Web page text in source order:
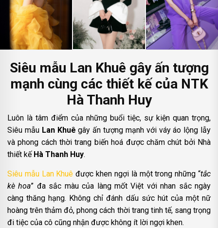
Siêu mẫu Lan Khuê gây ấn tượng
mạnh cùng các thiết kế của NTK
Hà Thanh Huy
Luôn là tâm điểm của những buổi tiệc, sự kiện quan trọng,
Siêu mẫu Lan Khuê gây ấn tượng mạnh với váy áo lộng lẫy
và phong cách thời trang biến hoá được chăm chút bởi Nhà
thiết kế Hà Thanh Huy.
Siêu mẫu Lan Khuê được khen ngợi là một trong những “tắc
kè hoa” đa sắc màu của làng mốt Việt với nhan sắc ngày
càng thăng hạng. Không chỉ đánh dấu sức hút của một nữ
hoàng trên thảm đỏ, phong cách thời trang tinh tế, sang trọng
đi tiệc của cô cũng nhận được không ít lời ngợi khen.